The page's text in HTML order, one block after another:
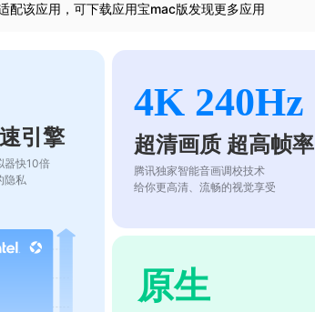
配该应用，可下载应用宝mac版发现更多应用
引擎
器快10倍
隐私
4K 240Hz
超清画质 超高帧
腾讯独家智能音画调校技术
给你更高清、流畅的视觉享受
原生